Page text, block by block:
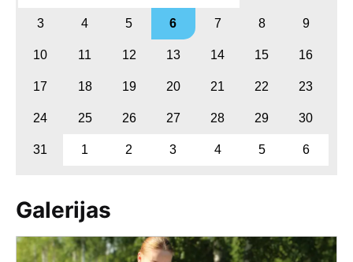
3 4 5 6 7 8 9
10 11 12 13 14 15 16
17 18 19 20 21 22 23
24 25 26 27 28 29 30
31 1 2 3 4 5 6
Galerijas